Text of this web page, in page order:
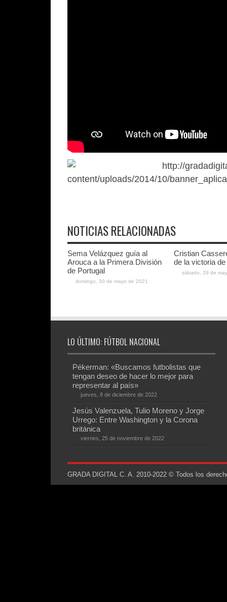
NOTICIAS RELACIONADAS
Sema Velázquez guía al
Arouca a la Primera División
de Portugal
domingo, 30 de mayo de 2021
Cristian
de la victoria
sábado, 29 de
LO ÚLTIMO: FÚTBOL NACIONAL
Pékerman: «Buscamos futbolistas que
tengan deseo de hacer lo mejor para
representar al país»
jueves, 8 de diciembre de 2022
Jesús Valenzuela, Tulio Moreno y Jorge
Urrego: Entre Washington y la Corona
británica
viernes, 25 de noviembre de 2022
GRADA DIGITAL C. A. 2010-2022 © Todos los